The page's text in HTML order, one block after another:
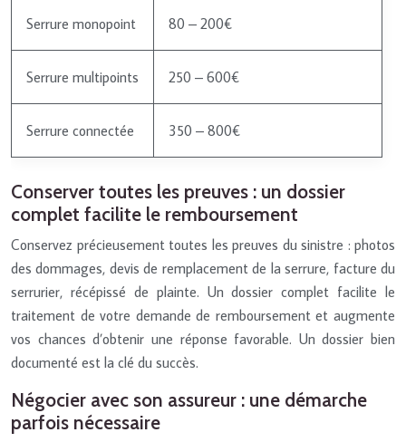
Serrure monopoint 80 – 200€
Serrure multipoints 250 – 600€
Serrure connectée 350 – 800€
Conserver toutes les preuves : un dossier
complet facilite le remboursement
Conservez précieusement toutes les preuves du sinistre : photos
des dommages, devis de remplacement de la serrure, facture du
serrurier, récépissé de plainte. Un dossier complet facilite le
traitement de votre demande de remboursement et augmente
vos chances d’obtenir une réponse favorable. Un dossier bien
documenté est la clé du succès.
Négocier avec son assureur : une démarche
parfois nécessaire